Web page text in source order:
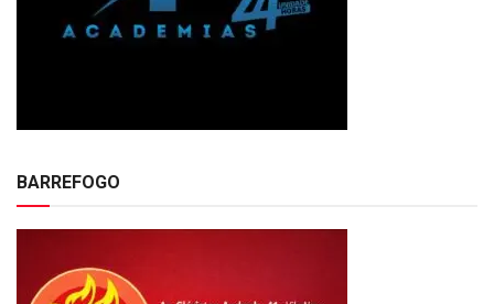
BARREFOGO